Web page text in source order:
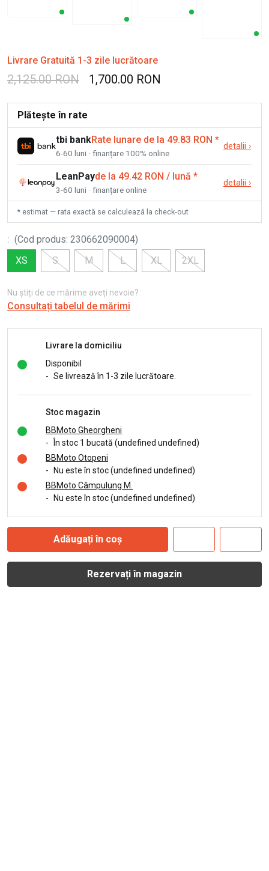
Livrare Gratuită 1-3 zile lucrătoare
2,125.00 RON 1,700.00 RON
Plătește în rate
tbi bankRate lunare de la 49.83 RON *
6-60 luni · finanțare 100% online
detalii ›
LeanPayde la 49.42 RON / lună *
3-60 luni · finanțare online
detalii ›
* estimat — rata exactă se calculează la check-out
: (Cod produs: 230662090004)
XS
S M L XL 2XL
Nu știți de ce mărime aveți nevoie?
Consultați tabelul de mărimi
Livrare la domiciliu
Disponibil
- Se livrează în 1-3 zile lucrătoare.
Stoc magazin
BBMoto Gheorgheni
-
În stoc 1 bucată (undefined undefined)
BBMoto Otopeni
-
Nu este în stoc (undefined undefined)
BBMoto Câmpulung M.
-
Nu este în stoc (undefined undefined)
Adăugați în coș
Rezervați în magazin